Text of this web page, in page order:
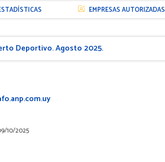
EMPRESAS AUTORIZADAS
Deportivo. Agosto 2025.
10/2025